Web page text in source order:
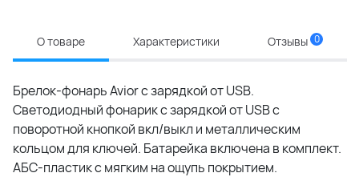
О товаре Характеристики Отзывы 0
Брелок-фонарь Avior с зарядкой от USB.
Светодиодный фонарик с зарядкой от USB с
поворотной кнопкой вкл/выкл и металлическим
кольцом для ключей. Батарейка включена в комплект.
АБС-пластик с мягким на ощупь покрытием.